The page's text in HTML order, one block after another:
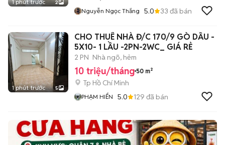
1 phút trước 2
Nguyễn Ngọc Thắng 5.0 33 đã bán
1 phút trước 5
CHO THUÊ NHÀ Đ/C 170/9 GÒ DẦU -
5X10- 1 LẦU -2PN-2WC_ GIÁ RẺ
2 PN Nhà ngõ, hẻm
10 triệu/tháng 50 m²
Tp Hồ Chí Minh
PHẠM HIỂN 5.0 129 đã bán